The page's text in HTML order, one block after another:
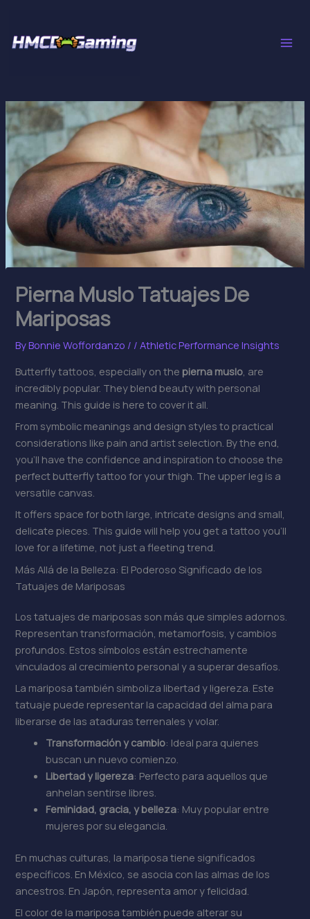
content
Pierna Muslo Tatuajes De
Mariposas
ByBonnie Woffordanzo / /Athletic Performance Insights
Butterfly tattoos, especially on thepierna muslo , are
incredibly popular. They blend beauty with personal
meaning. This guide is here to cover it all.
From symbolic meanings and design styles to practical
considerations like pain and artist selection. By the end,
you’ll have the confidence and inspiration to choose the
perfect butterfly tattoo for your thigh. The upper leg is a
versatile canvas.
It offers space for both large, intricate designs and small,
delicate pieces. This guide will help you get a tattoo you’ll
love for a lifetime, not just a fleeting trend.
Más Allá de la Belleza: El Poderoso Significado de los
Tatuajes de Mariposas
Los tatuajes de mariposas son más que simples adornos.
Representan transformación, metamorfosis, y cambios
profundos. Estos símbolos están estrechamente
vinculados al crecimiento personal y a superar desafíos.
La mariposa también simboliza libertad y ligereza. Este
tatuaje puede representar la capacidad del alma para
liberarse de las ataduras terrenales y volar.
Transformación y cambio: Ideal para quienes
buscan un nuevo comienzo.
Libertad y ligereza: Perfecto para aquellos que
anhelan sentirse libres.
Feminidad, gracia, y belleza: Muy popular entre
mujeres por su elegancia.
En muchas culturas, la mariposa tiene significados
específicos. En México, se asocia con las almas de los
ancestros. En Japón, representa amor y felicidad.
El color de la mariposa también puede alterar su